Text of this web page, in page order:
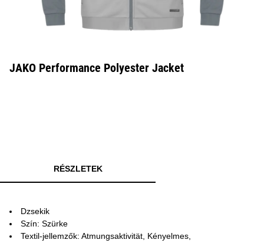
JAKO Performance Polyester Jacket
RÉSZLETEK
Dzsekik
Szín: Szürke
Textil-jellemzők: Atmungsaktivität, Kényelmes,